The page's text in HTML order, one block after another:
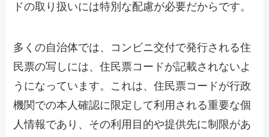
ドの取り扱いには特別な配慮が必要だからです。
多くの自治体では、コンビニ交付で発行される住
民票の写しには、住民票コードが記載されないよ
うになっています。これは、住民票コードが行政
機関での本人確認に限定して利用される重要な個
人情報であり、その利用目的や提供先に制限があ